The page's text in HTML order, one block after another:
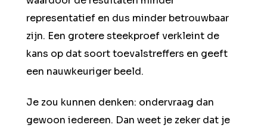
representatief en dus minder betrouwbaar
zijn. Een grotere steekproef verkleint de
kans op dat soort toevalstreffers en geeft
een nauwkeuriger beeld.
Je zou kunnen denken: ondervraag dan
gewoon iedereen. Dan weet je zeker dat je